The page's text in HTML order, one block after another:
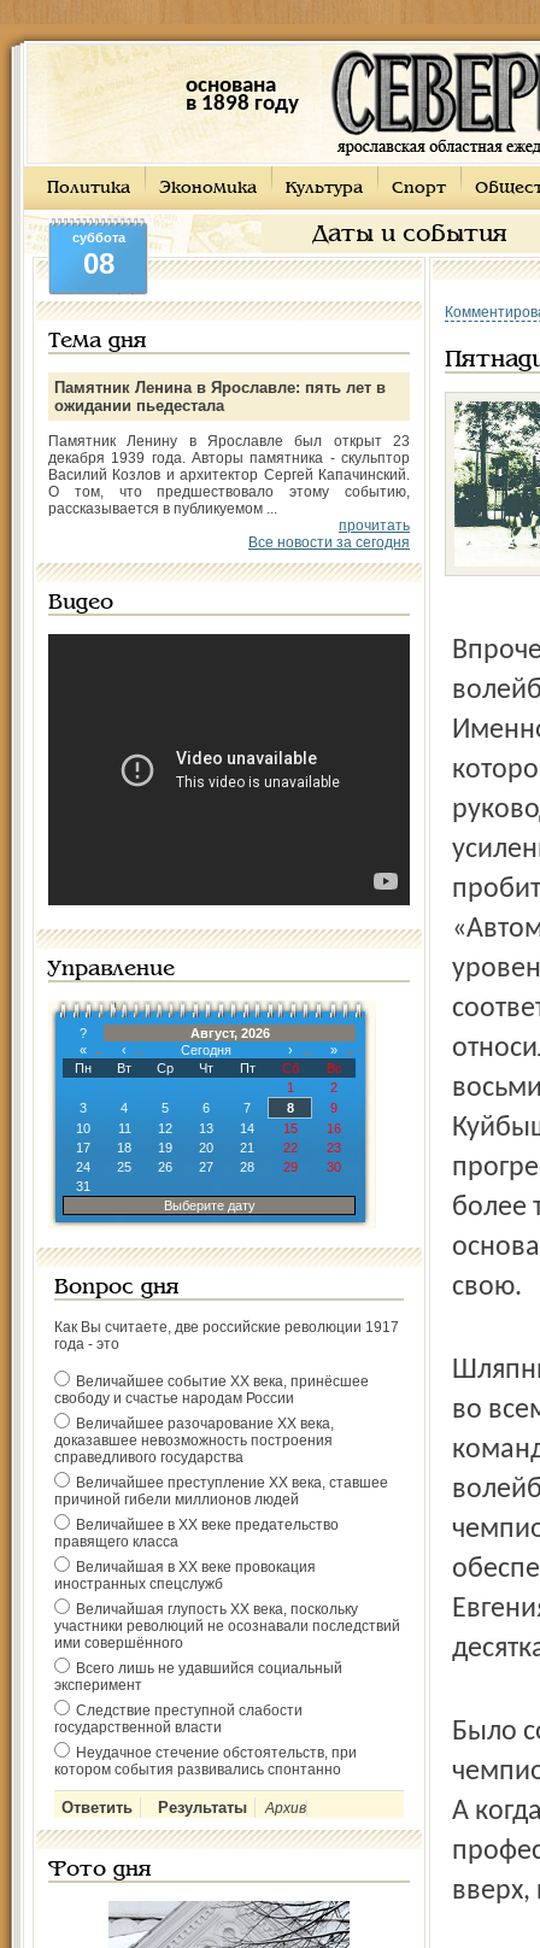
основана
в 1898 году
Политика Экономика Культура Спорт
Даты и события
суббота
08
Тема дня
Памятник Ленина в Ярославле: пять лет в
ожидании пьедестала
Памятник Ленину в Ярославле был открыт 23
декабря 1939 года. Авторы памятника - скульптор
Василий Козлов и архитектор Сергей Капачинский.
О том, что предшествовало этому событию,
рассказывается в публикуемом ...
прочитать
Все новости за сегодня
Видео
Управление
?
Август, 2026
«
‹ Сегодня ›
»
Пн
Вт Ср Чт Пт Сб
Вс
1
2
3
4 5 6 7 8
9
10
11 12 13 14 15
16
17
18 19 20 21 22
23
24
25 26 27 28 29
30
31
Выберите дату
Вопрос дня
Как Вы считаете, две российские революции 1917
года - это
Величайшее событие ХХ века, принёсшее
свободу и счастье народам России
Величайшее разочарование ХХ века,
доказавшее невозможность построения
справедливого государства
Величайшее преступление ХХ века, ставшее
причиной гибели миллионов людей
Величайшее в ХХ веке предательство
правящего класса
Величайшая в ХХ веке провокация
иностранных спецслужб
Величайшая глупость ХХ века, поскольку
участники революций не осознавали последствий
ими совершённого
Всего лишь не удавшийся социальный
эксперимент
Следствие преступной слабости
государственной власти
Неудачное стечение обстоятельств, при
котором события развивались спонтанно
Архив
Фото дня
более
свою.
во
Было
А
вверх,